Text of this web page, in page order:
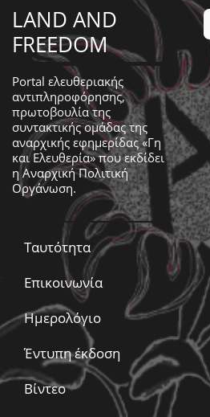
LAND AND
FREEDOM
Portal ελευθεριακής
αντιπληροφόρησης,
πρωτοβουλία της
συντακτικής ομάδας της
αναρχικής εφημερίδας «Γη
και Ελευθερία» που εκδίδει
ηΑναρχική Πολιτική
Οργάνωση.
Ταυτότητα
Επικοινωνία
Ημερολόγιο
Έντυπη έκδοση
Βίντεο